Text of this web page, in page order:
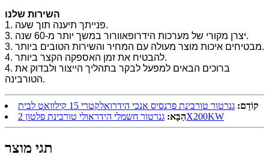
השירות שלנו
1. פנייתך תיענה תוך שעה.
3. יצרן מקורי של מערכות הידרופאוורור במשך יותר מ-60 שנה.
3. מבטיחים איכות מוצר מעולה עם המחיר והשירות הטובים ביותר.
4. להבטיח את זמן האספקה ​​הקצר ביותר.
4. ברוכים הבאים למפעל לבקר בתהליך הייצור ולבדוק את
הטורבינה.
קוֹדֵם: גנרטור טורבינת פרנסיס אנכי הידרואלקטרי 15 קילוואט לבית
הַבָּא:גנרטור חשמלי הידראולי טורבינת פלטון 2X200KW
תגי מוצר